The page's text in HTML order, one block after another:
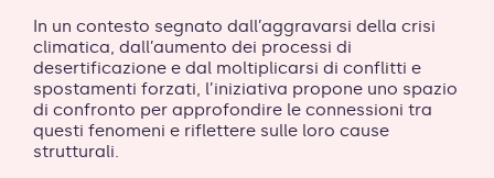
In un contesto segnato dall’aggravarsi della crisi
climatica, dall’aumento dei processi di
desertificazione e dal moltiplicarsi di conflitti e
spostamenti forzati, l’iniziativa propone uno spazio
di confronto per approfondire le connessioni tra
questi fenomeni e riflettere sulle loro cause
strutturali.